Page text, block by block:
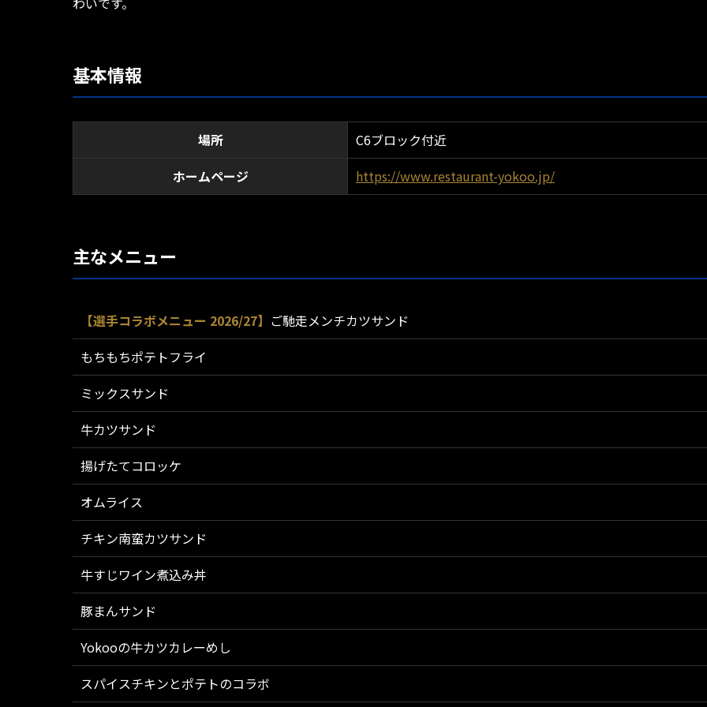
基本情報
場所
C6ブロック付近
ホームページ
https://www.restaurant-yokoo.jp/
主なメニュー
【選手コラボメニュー 2026/27】 ご馳走メンチカツサンド
もちもちポテトフライ
ミックスサンド
牛カツサンド
揚げたてコロッケ
オムライス
チキン南蛮カツサンド
牛すじワイン煮込み丼
豚まんサンド
Yokooの牛カツカレーめし
スパイスチキンとポテトのコラボ